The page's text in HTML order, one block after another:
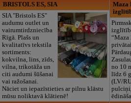
BRISTOLS ES, SIA
SIA "Bristols ES"
audumu outlet un
vairumtirdzniecība
Rīgā. Plašs un
kvalitatīvs tekstila
sortiments:
kokvilna, lins, zīds,
vilna, trikotāža un
citi audumi šūšanai
vai ražošanai.
Nāciet un iepazīstieties ar pilnu klāstu
mūsu noliktavā klātienē!
Maza
“Maza
no 10
līdz 6
(LV/